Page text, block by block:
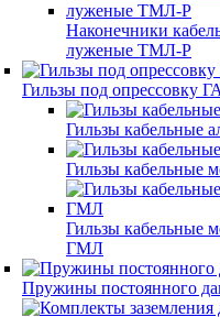
Наконечники
луженые ТМЛ-Р
Гильзы под опрессовку
Гильзы кабельные
Гильзы кабельные
Гильзы кабельные
ГМЛ
Пружины постоянного